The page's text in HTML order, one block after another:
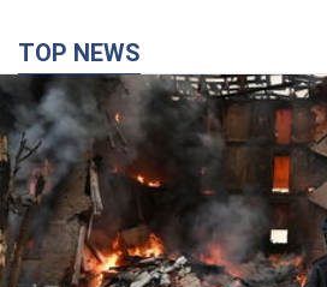
TOP NEWS